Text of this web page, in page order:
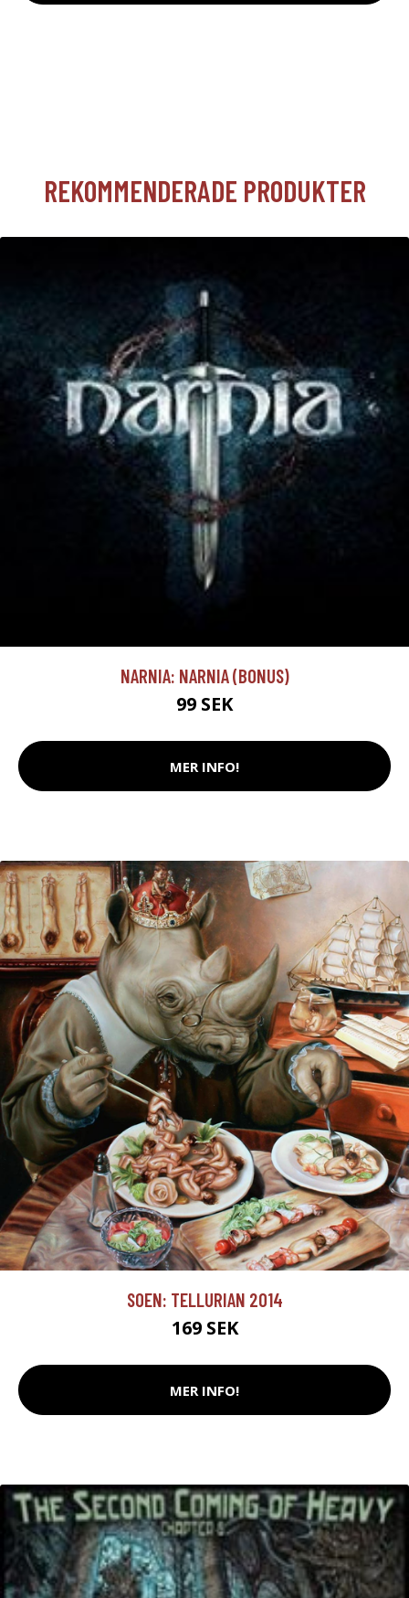
REKOMMENDERADE PRODUKTER
NARNIA: NARNIA (BONUS)
99 SEK
MER INFO!
SOEN: TELLURIAN 2014
169 SEK
MER INFO!